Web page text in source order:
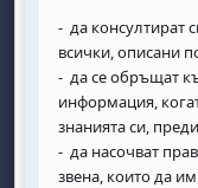
- да консултират
всички, описани
- да се обръщат
информация,
знанията си,
- да насочват
звена, които да